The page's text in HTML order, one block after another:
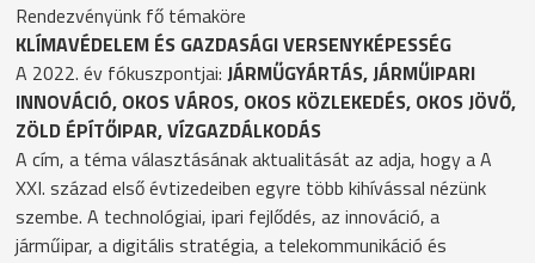
Rendezvényünk fő témaköre
KLÍMAVÉDELEM ÉS GAZDASÁGI VERSENYKÉPESSÉG
A 2022. év fókuszpontjai:JÁRMŰGYÁRTÁS, JÁRMŰIPARI
INNOVÁCIÓ, OKOS VÁROS, OKOS KÖZLEKEDÉS, OKOS JÖVŐ,
ZÖLD ÉPÍTŐIPAR, VÍZGAZDÁLKODÁS
A cím, a téma választásának aktualitását az adja, hogy a A
XXI. század első évtizedeiben egyre több kihívással nézünk
szembe. A technológiai, ipari fejlődés, az innováció, a
járműipar, a digitális stratégia, a telekommunikáció és